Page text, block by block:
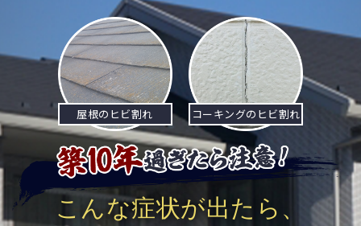
シ
ョ
ン
屋根のヒビ割れ コーキングのヒビ割れ
こんな症状が出たら、